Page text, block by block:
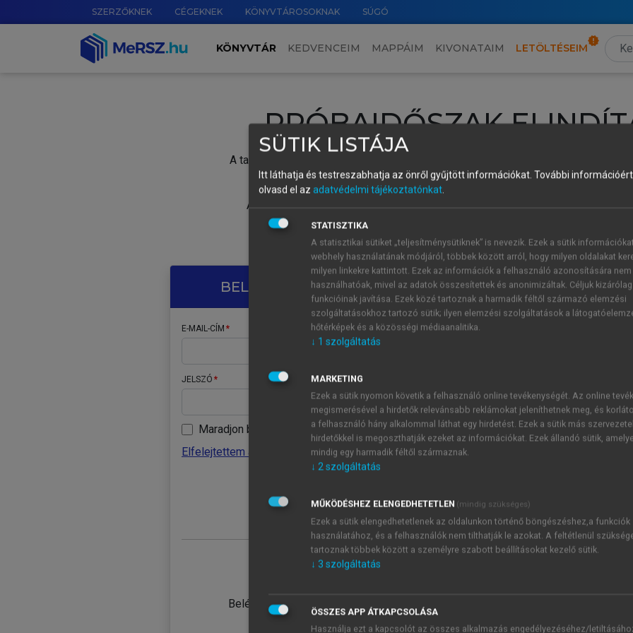
SZERZŐKNEK CÉGEKNEK KÖNYVTÁROSOKNAK SÚGÓ
KÖNYVTÁR KEDVENCEIM MAPPÁIM KIVONATAIM LETÖLTÉSEIM
PRÓBAIDŐSZAK
A tartalom megtekintéséhez lépj be a saját fiókoddal, iskolai azonosítóddal vagy
Új felhasználóként1 óra díjmentes hozzáférésrevagy
A próbaidőszak elindításához,
vagy hozz
A regisztráció után a
BELÉPÉS SAJÁT FIÓKKAL
E-MAIL-CÍM
JELSZÓ
Maradjon belépve
Elfelejtettem a jelszavamat
Belépés intézményi azonosítóval
ÚJ FIÓK
1 óra
JELSZÓ
Kérek értesítést a MeRSZ
Kérek értesítést az
SÜTIK LISTÁJA
Itt láthatja és testreszabhatja az önről gyűjtött információkat. További
olvasd el az adatvédelmi tájékoztatónkat.
STATISZTIKA
A statisztikai sütiket „teljesítménysütiknek” is nevezik. Ezek a sütik
webhely használatának módjáról, többek között arról, hogy milyen oldalakat
milyen linkekre kattintott. Ezek az információk a felhasználó azonosítására nem
használhatóak, mivel az adatok összesítettek és anonimizáltak. Céljuk
funkcióinak javítása. Ezek közé tartoznak a harmadik féltől származó elemzési
szolgáltatásokhoz tartozó sütik; ilyen elemzési szolgáltatások a
hőtérképek és a közösségi médiaanalitika.
↓ 1 szolgáltatás
MARKETING
Ezek a sütik nyomon követik a felhasználó online tevékenységét. Az online
megismerésével a hirdetők relevánsabb reklámokat jeleníthetnek meg, és
a felhasználó hány alkalommal láthat egy hirdetést. Ezek a sütik más
hirdetőkkel is megoszthatják ezeket az információkat. Ezek állandó sütik,
mindig egy harmadik féltől származnak.
↓ 2szolgáltatás
MŰKÖDÉSHEZ ELENGEDHETETLEN (mindig szükséges)
Ezek a sütik elengedhetetlenek az oldalunkon történő böngészéshez,a funkciók
használatához, és a felhasználók nem tilthatják le azokat. A feltétlenül
tartoznak többek között a személyre szabott beállításokat kezelő sütik.
↓ 3 szolgáltatás
ÖSSZES APP ÁTKAPCSOLÁSA
Használja ezt a kapcsolót az összes alkalmazás engedélyezéséhez/